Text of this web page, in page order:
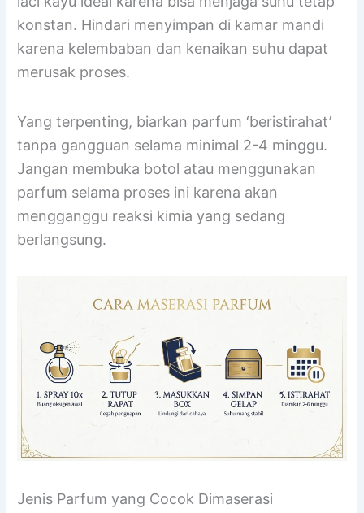
Simpan parfum di tempat sejuk dan gelap
dengan kelembaban yang stabil. Lemari atau
laci kayu ideal karena bisa menjaga suhu tetap
karena kelembaban dan kenaikan suhu dapat
merusak proses.
Yang terpenting, biarkan parfum ‘beristirahat’
tanpa gangguan selama minimal 2-4 minggu.
Jangan membuka botol atau menggunakan
mengganggu reaksi kimia yang sedang